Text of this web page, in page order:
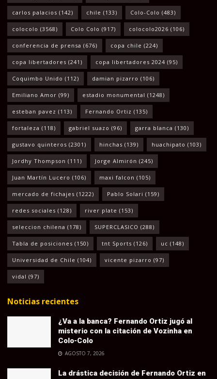
carlos palacios (142) chile (133) Colo-Colo (483)
colocolo (3568) Colo Colo (917) colocolo2026 (106)
conferencia de prensa (676) copa chile (224)
copa libertadores (241) copa libertadores 2024 (95)
Coquimbo Unido (112) damian pizarro (106)
Emiliano Amor (99) estadio monumental (1248)
esteban pavez (113) Fernando Ortiz (135)
fortaleza (118) gabriel suazo (96) garra blanca (130)
gustavo quinteros (2301) hinchas (139) huachipato (103)
Jordhy Thompson (111) Jorge Almirón (245)
Juan Martín Lucero (106) maxi falcon (105)
mercado de fichajes (1222) Pablo Solari (159)
redes sociales (128) river plate (153)
seleccion chilena (178) SUPERCLASICO (288)
Tabla de posiciones (150) tnt Sports (126) uc (148)
Universidad de Chile (104) vicente pizarro (97)
vidal (97)
Noticias recientes
¿Va a la banca? Fernando Ortiz jugó al
misterio con la citación de Vozinha en
Colo-Colo
AGOSTO 7, 2026
La drástica decisión de Fernando Ortiz en